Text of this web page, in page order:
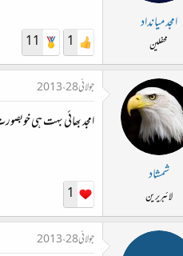
امجد میانداد
محفلین 1
11
شمشاد
لائبریرین
جولائی 28، 2013
امجد بھائی بہت ہی
1
جولائی 28، 2013